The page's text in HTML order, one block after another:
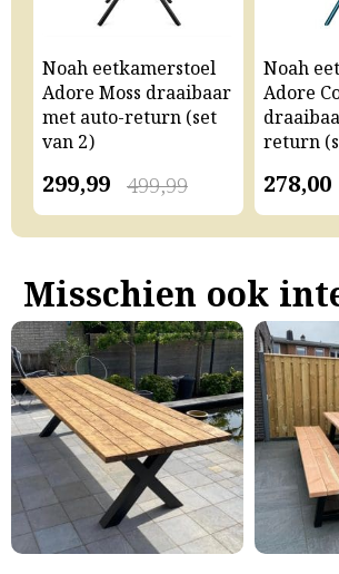
Noah eetkamerstoel
Adore Moss draaibaar
met auto-return (set
van 2)
499,99
299,99
Noah
Adore
return
278,00
Misschien ook